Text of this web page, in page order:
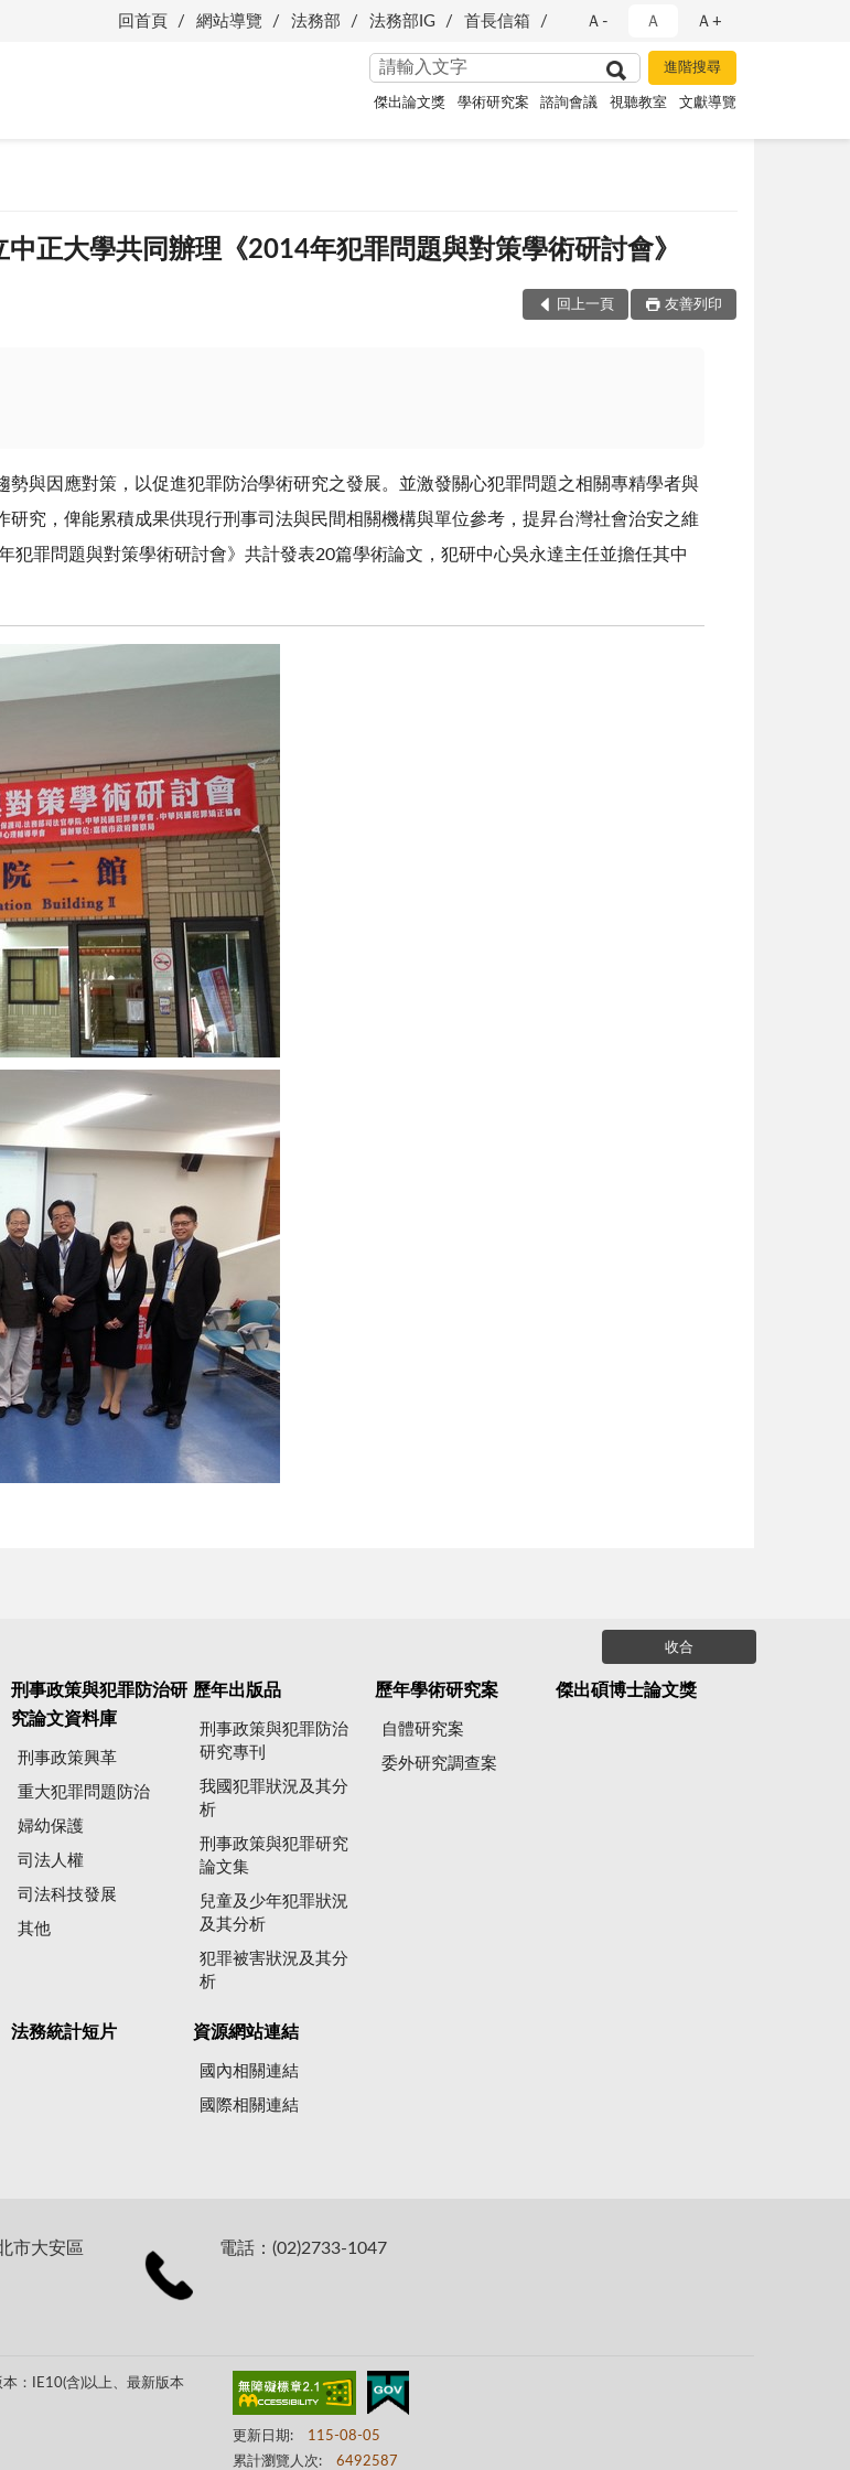
回首頁 網站導覽 法務部 法務部IG 首長信箱 Ａ- Ａ Ａ+
傑出論文獎 學術研究案 諮詢會議 視聽教室 文獻導覽
正大學共同辦理《2014年犯罪問題與對策學術研討會》
回上一頁 友善列印
勢與因應對策，以促進犯罪防治學術研究之發展。並激發關心犯罪問題之相關專精學者與
研究，俾能累積成果供現行刑事司法與民間相關機構與單位參考，提昇台灣社會治安之維
犯罪問題與對策學術研討會》共計發表20篇學術論文，犯研中心吳永達主任並擔任其中
收合
刑事政策與犯罪防治研
究論文資料庫
刑事政策興革
重大犯罪問題防治
婦幼保護
司法人權
司法科技發展
其他
歷年出版品
刑事政策與犯罪防治
研究專刊
我國犯罪狀況及其分
析
刑事政策與犯罪研究
論文集
兒童及少年犯罪狀況
及其分析
犯罪被害狀況及其分
析
歷年學術研究案
自體研究案
委外研究調查案
傑出碩博士論文獎
法務統計短片 資源網站連結
國內相關連結
國際相關連結
市大安區
電話：(02)2733-1047
：IE10(含)以上、最新版本
更新日期:
115-08-05
累計瀏覽人次:
6492587